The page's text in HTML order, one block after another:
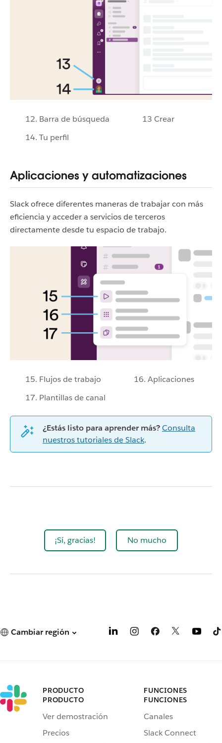
12. Barra de búsqueda
13 Crear
14. Tu perfil
Aplicaciones y automatizaciones
Slack ofrece diferentes maneras de trabajar con más
eficiencia y acceder a servicios de terceros
directamente desde tu espacio de trabajo.
15. Flujos de trabajo
16. Aplicaciones
17. Plantillas de canal
¿Estás listo para aprender más?Consulta
nuestros tutoriales de Slack.
¡Sí, gracias! No mucho
Cambiar región
PRODUCTO
PRODUCTO
Ver demostración
Precios
FUNCIONES
FUNCIONES
Canales
Slack Connect